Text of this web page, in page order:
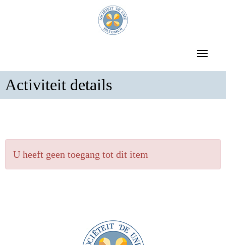
Toggle
Activiteit details
U heeft geen toegang tot dit item